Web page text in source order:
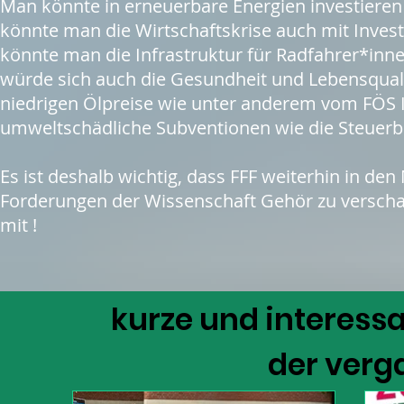
Man könnte in erneuerbare Energien
könnte man die Wirtschaftskrise auch mit
könnte man die Infrastruktur für
würde sich auch die Gesundheit und
niedrigen Ölpreise wie unter anderem vom
umweltschädliche Subventionen wie die
Es ist deshalb wichtig, dass FFF weiterhin in
Forderungen der Wissenschaft Gehör zu
mit !
kurze und
der